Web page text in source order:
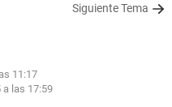
Siguiente Tema
11:17
a las 17:59